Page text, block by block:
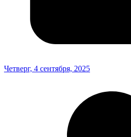
Четверг, 4 сентября, 2025